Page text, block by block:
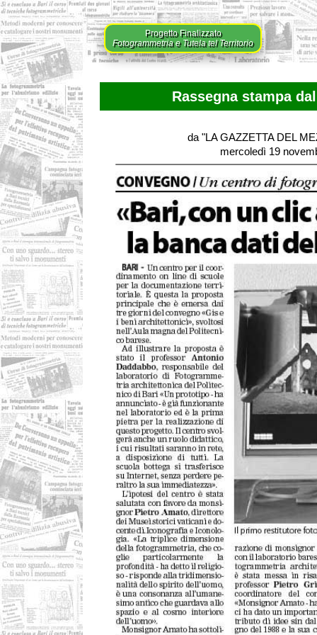
Progetto Finalizzato
Fotogrammetria e Tutela tel Territorio
Rassegna stampa
da "LA GAZZETTA DEL
mercoledì 19